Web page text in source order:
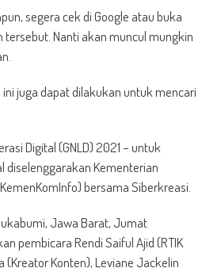
segera cek di Google atau buka
Nanti akan muncul mungkin
juga dapat dilakukan untuk mencari
Digital (GNLD) 2021 – untuk
diselenggarakan Kementerian
bersama Siberkreasi.
Jawa Barat, Jumat
pembicara Rendi Saiful Ajid (RTIK
Konten), Leviane Jackelin